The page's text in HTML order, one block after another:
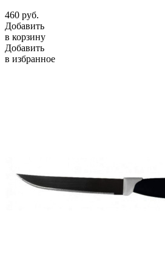
460 руб.
Добавить
в корзину
Добавить
в избранное